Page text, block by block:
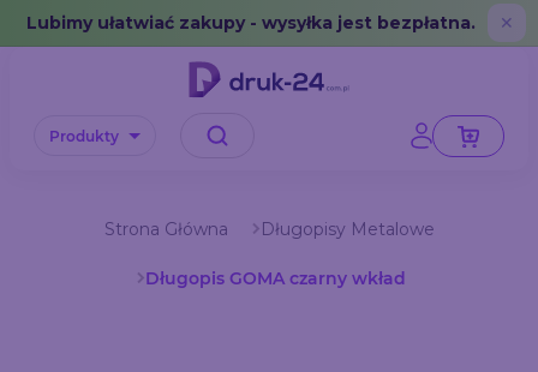
Error: No data in cache or invalid format
Lubimy ułatwiać zakupy - wysyłka jest bezpłatna. ✕
Produkty
Strona Główna Długopisy Metalowe
Długopis GOMA czarny wkład